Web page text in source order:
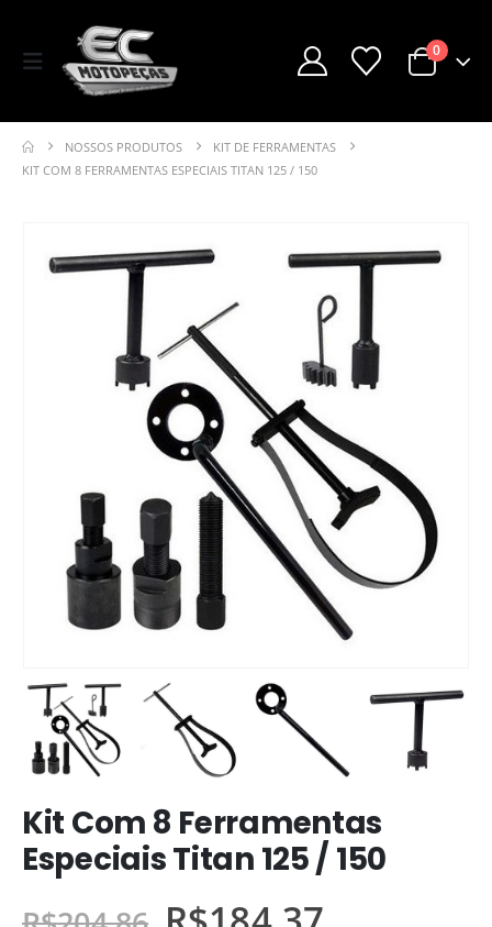
0
NOSSOS PRODUTOS
KIT DE FERRAMENTAS
KIT COM 8 FERRAMENTAS ESPECIAIS TITAN 125 / 150
Kit Com 8 Ferramentas
Especiais Titan 125 / 150